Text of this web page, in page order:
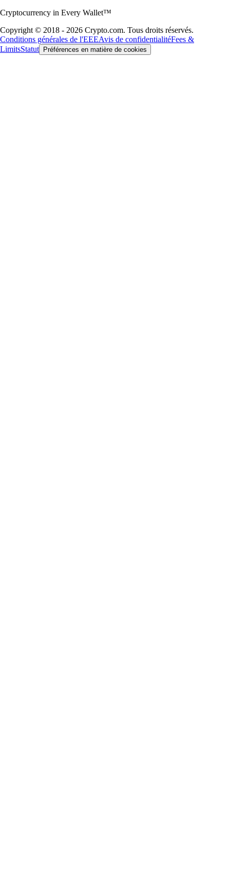
Cryptocurrency in Every Wallet™
Copyright © 2018 - 2026 Crypto.com. Tous droits réservés.
Conditions générales de l'EEEAvis de confidentialitéFees &
LimitsStatut Préférences en matière de cookies